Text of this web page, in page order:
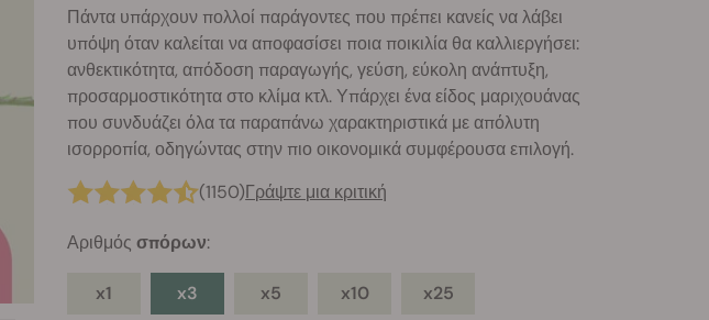
Πάντα υπάρχουν πολλοί παράγοντες που πρέπει κανείς να λάβει
υπόψη όταν καλείται να αποφασίσει ποια ποικιλία θα καλλιεργήσει:
ανθεκτικότητα, απόδοση παραγωγής, γεύση, εύκολη ανάπτυξη,
προσαρμοστικότητα στο κλίμα κτλ. Υπάρχει ένα είδος μαριχουάνας
που συνδυάζει όλα τα παραπάνω χαρακτηριστικά με απόλυτη
ισορροπία, οδηγώντας στην πιο οικονομικά συμφέρουσα επιλογή.
(1150)Γράψτε μια κριτική
Αριθμόςσπόρων:
x1 x3 x5 x10 x25